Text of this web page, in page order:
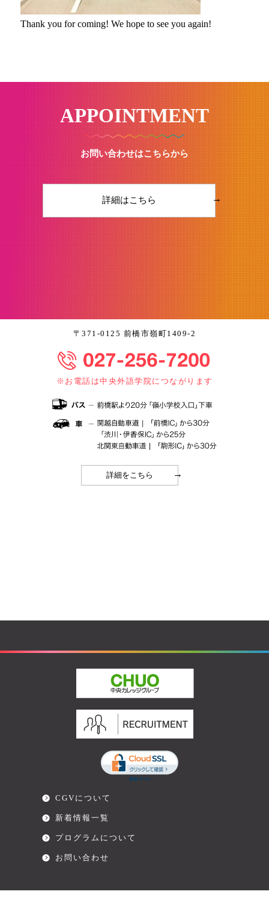
Thank you for coming! We hope to see you again!
APPOINTMENT
お問い合わせはこちらから
詳細はこちら →
〒371-0125 前橋市嶺町1409-2
※お電話は中央外語学院につながります
詳細をこちら →
CGVについて
新着情報一覧
プログラムについて
お問い合わせ